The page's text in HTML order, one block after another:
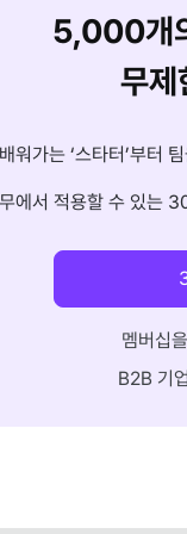
5,000개
무제
워가는 ‘스타터’부터
에서 적용할 수 있는
멤버십
B2B 기